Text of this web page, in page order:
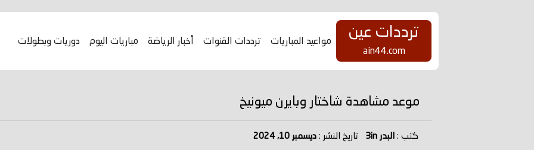
ترددات عين
ain44.com
مواعيد المباريات ترددات القنوات أخبار الرياضة مباريات اليوم دوريات وبطولات
موعد مشاهدة شاختار وبايرن ميونيخ
كتب :البدر 3in تاريخ النشر :ديسمبر 10, 2024